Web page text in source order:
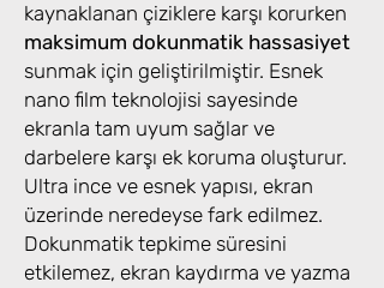
kaynaklanan çiziklere karşı korurken
maksimum dokunmatik hassasiyet
sunmak için geliştirilmiştir. Esnek
nano film teknolojisi sayesinde
ekranla tam uyum sağlar ve
darbelere karşı ek koruma oluşturur.
Ultra ince ve esnek yapısı, ekran
üzerinde neredeyse fark edilmez.
Dokunmatik tepkime süresini
etkilemez, ekran kaydırma ve yazma